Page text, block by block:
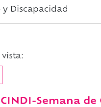
y Discapacidad
Semana